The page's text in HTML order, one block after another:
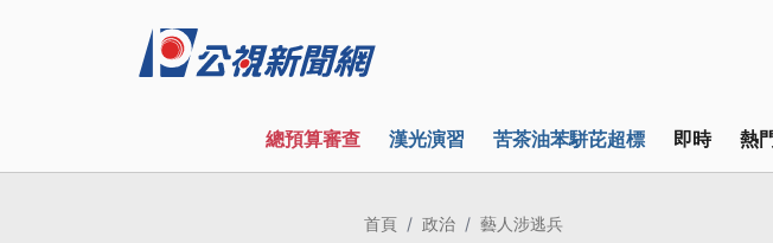
總預算審查 漢光演習 苦茶油苯駢芘超標 即時 熱
首頁 政治 藝人涉逃兵